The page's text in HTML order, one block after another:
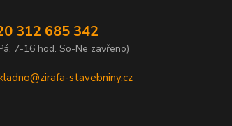
312 685 342
7-16 hod. So-Ne zavřeno)
stavebniny.cz